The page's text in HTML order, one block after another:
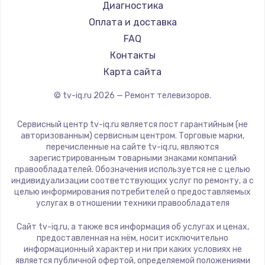
Замена видеокарты
1600 руб.
Заказать
Ремонт разъема питания
880 руб.
Заказать
Замена видеочипа
2745 руб.
Заказать
2600 руб.
Заказать
Hyundai
Doffler
Hiper
Grundig
HITACHI
Yandex
National
iFFALCON
Tuvio
Nord
BenQ
Диагностика
Оплата и доставка
FAQ
Контакты
Карта сайта
© tv-iq.ru 2026 — Ремонт телевизоров.
Сервисный центр tv-iq.ru является пост гарантийным (не
авторизованным) сервисным центром. Торговые марки,
перечисленные на сайте tv-iq.ru, являются
зарегистрированным товарными знаками компаний
правообладателей. Обозначения используется не с целью
индивидуализации соответствующих услуг по ремонту, а с
целью информирования потребителей о предоставляемых
услугах в отношении техники правообладателя
Сайт tv-iq.ru, а также вся информация об услугах и ценах,
предоставленная на нём, носит исключительно
информационный характер и ни при каких условиях не
является публичной офертой, определяемой положениями